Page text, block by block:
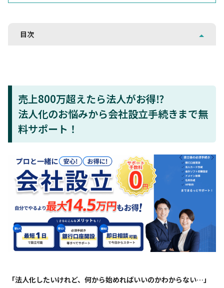
目次
売上800万超えたら法人がお得⁉
法人化のお悩みから会社設立手続きまで無
料サポート！
「法人化したいけれど、何から始めればいいのかわからない…」